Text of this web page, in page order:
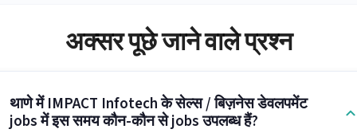
अक्सर पूछे जाने वाले प्रश्न
थाणे में IMPACT Infotech के सेल्स / बिज़नेस डेवलपमेंट
jobs में इस समय कौन-कौन से jobs उपलब्ध हैं?